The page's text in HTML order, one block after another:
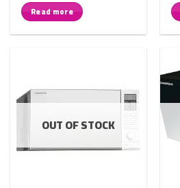
Read more
OUT OF STOCK